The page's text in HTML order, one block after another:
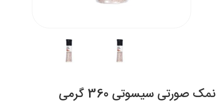
نمک صورتی سیسوتی 360 گرمی